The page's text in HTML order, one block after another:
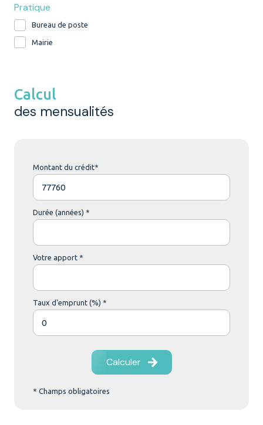
Pratique
Bureau de poste
Mairie
Calcul
des mensualités
Montant du crédit*
Durée (années) *
Votre apport *
Taux d'emprunt (%) *
Calculer
* Champs obligatoires